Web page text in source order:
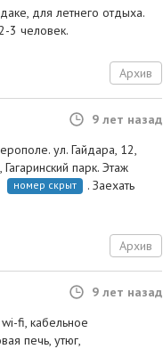
для летнего отдыха.
3 человек.
Архив
9 лет назад
ул. Гайдара, 12,
парк. Этаж
номер скрыт
. Заехать
Архив
9 лет назад
fi, кабельное
печь, утюг,